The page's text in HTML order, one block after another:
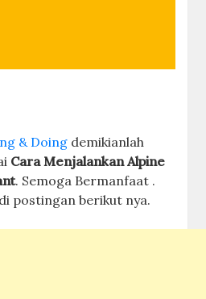
& Doing demikianlah
Cara Menjalankan Alpine
. Semoga Bermanfaat .
postingan berikut nya.